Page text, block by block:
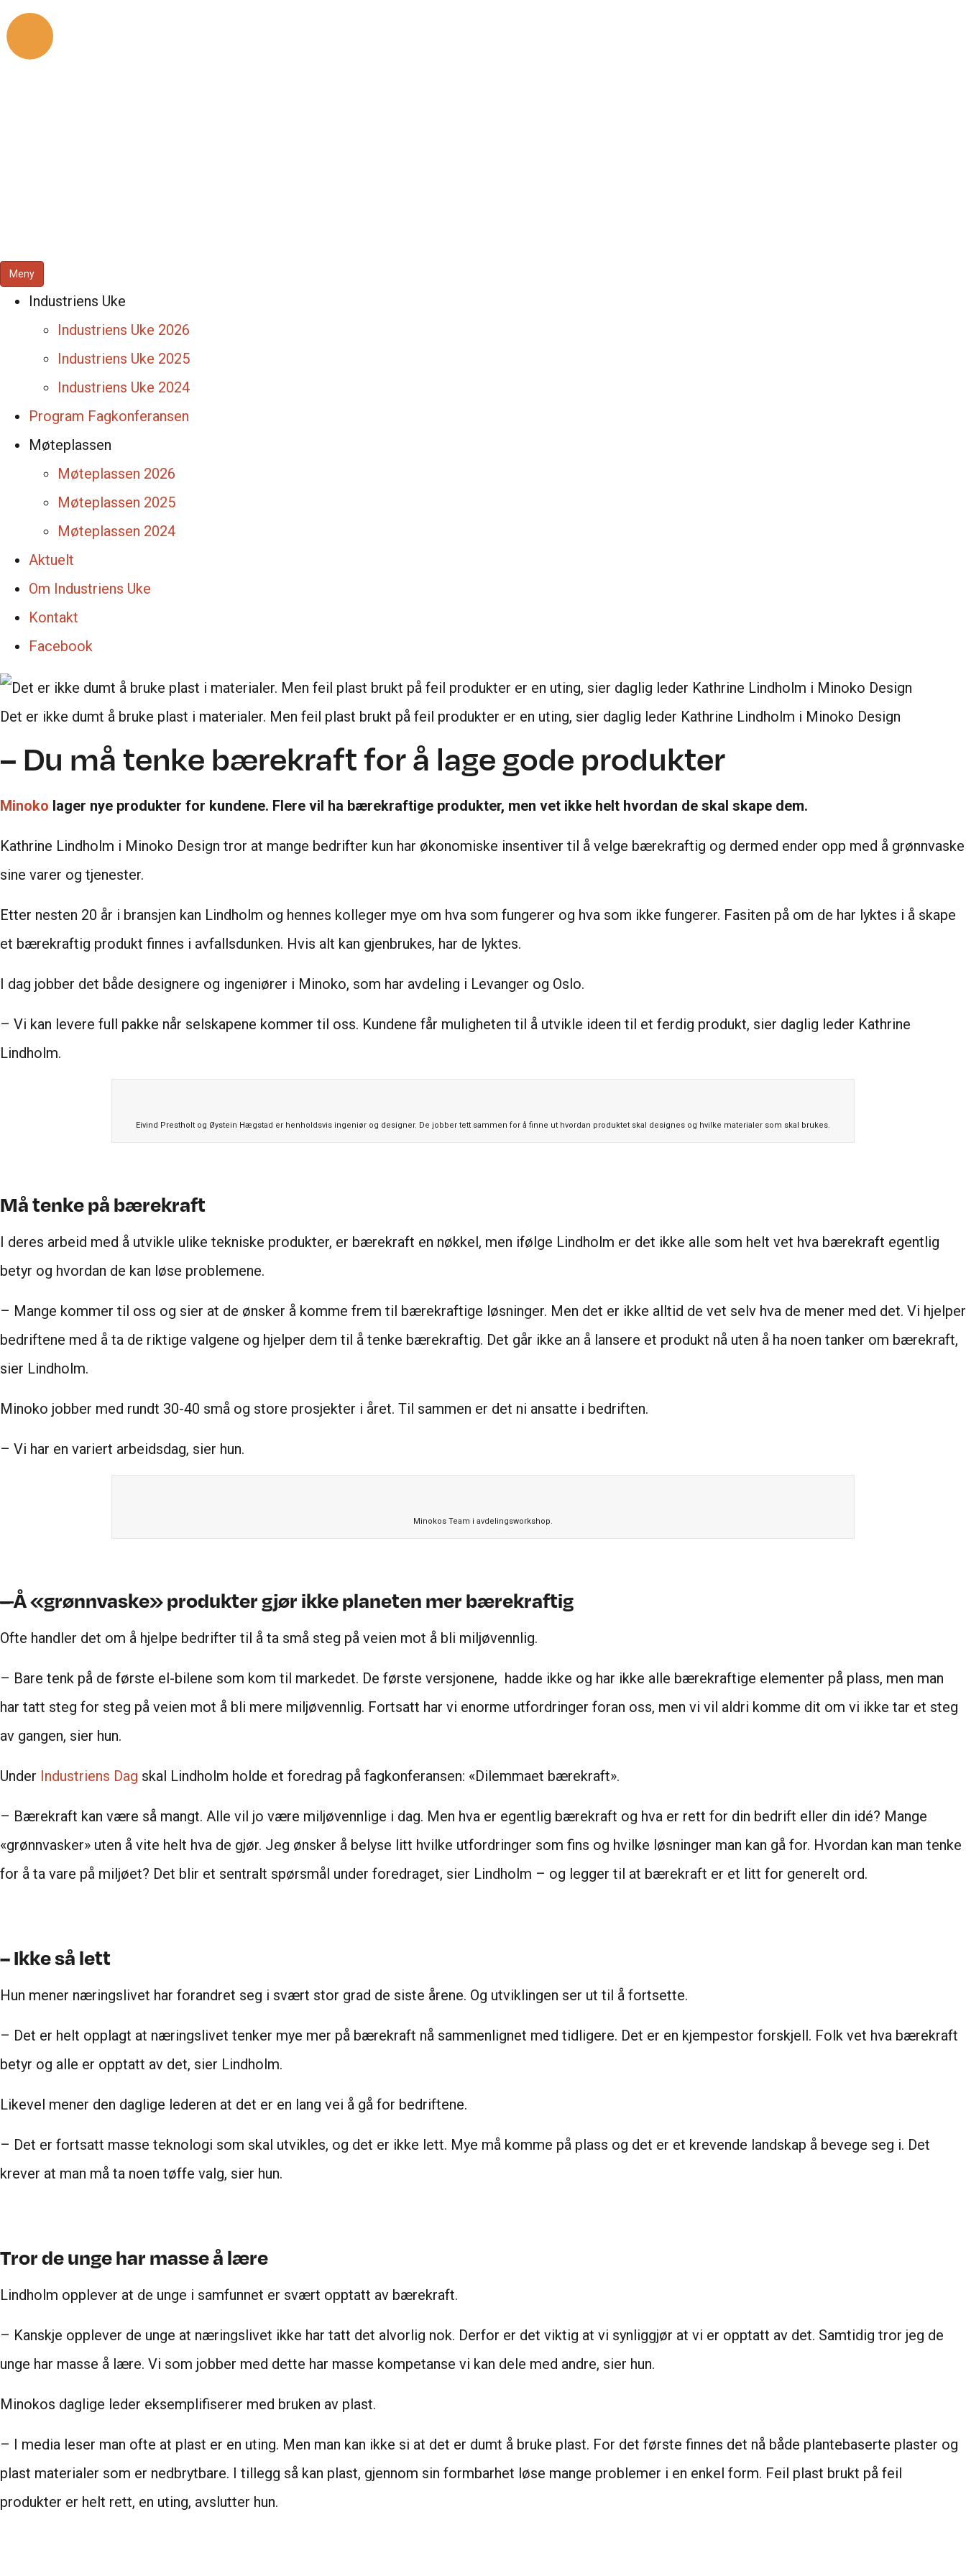
Meny
Industriens Uke
Industriens Uke 2026
Industriens Uke 2025
Industriens Uke 2024
Program Fagkonferansen
Møteplassen
Møteplassen 2026
Møteplassen 2025
Møteplassen 2024
Aktuelt
Om Industriens Uke
Kontakt
Facebook
Det er ikke dumt å bruke plast i materialer. Men feil plast brukt på feil produkter er en uting, sier daglig leder Kathrine Lindholm i Minoko Design
– Du må tenke bærekraft for å lage gode produkter
Minoko lager nye produkter for kundene. Flere vil ha bærekraftige produkter, men vet ikke helt hvordan de skal skape dem.
Kathrine Lindholm i Minoko Design tror at mange bedrifter kun har økonomiske insentiver til å velge bærekraftig og dermed ender opp med å grønnvaske
sine varer og tjenester.
Etter nesten 20 år i bransjen kan Lindholm og hennes kolleger mye om hva som fungerer og hva som ikke fungerer. Fasiten på om de har lyktes i å skape
et bærekraftig produkt finnes i avfallsdunken. Hvis alt kan gjenbrukes, har de lyktes.
I dag jobber det både designere og ingeniører i Minoko, som har avdeling i Levanger og Oslo.
– Vi kan levere full pakke når selskapene kommer til oss. Kundene får muligheten til å utvikle ideen til et ferdig produkt, sier daglig leder Kathrine
Lindholm.
Eivind Prestholt og Øystein Hægstad er henholdsvis ingeniør og designer. De jobber tett sammen for å finne ut hvordan produktet skal designes og hvilke materialer som skal brukes.
Må tenke på bærekraft
I deres arbeid med å utvikle ulike tekniske produkter, er bærekraft en nøkkel, men ifølge Lindholm er det ikke alle som helt vet hva bærekraft egentlig
betyr og hvordan de kan løse problemene.
– Mange kommer til oss og sier at de ønsker å komme frem til bærekraftige løsninger. Men det er ikke alltid de vet selv hva de mener med det. Vi hjelper
bedriftene med å ta de riktige valgene og hjelper dem til å tenke bærekraftig. Det går ikke an å lansere et produkt nå uten å ha noen tanker om bærekraft,
sier Lindholm.
Minoko jobber med rundt 30-40 små og store prosjekter i året. Til sammen er det ni ansatte i bedriften.
– Vi har en variert arbeidsdag, sier hun.
Minokos Team i avdelingsworkshop.
–Å «grønnvaske» produkter gjør ikke planeten mer bærekraftig
Ofte handler det om å hjelpe bedrifter til å ta små steg på veien mot å bli miljøvennlig.
– Bare tenk på de første el-bilene som kom til markedet. De første versjonene, hadde ikke og har ikke alle bærekraftige elementer på plass, men man
har tatt steg for steg på veien mot å bli mere miljøvennlig. Fortsatt har vi enorme utfordringer foran oss, men vi vil aldri komme dit om vi ikke tar et steg
av gangen, sier hun.
Under Industriens Dag skal Lindholm holde et foredrag på fagkonferansen: «Dilemmaet bærekraft».
– Bærekraft kan være så mangt. Alle vil jo være miljøvennlige i dag. Men hva er egentlig bærekraft og hva er rett for din bedrift eller din idé? Mange
«grønnvasker» uten å vite helt hva de gjør. Jeg ønsker å belyse litt hvilke utfordringer som fins og hvilke løsninger man kan gå for. Hvordan kan man tenke
for å ta vare på miljøet? Det blir et sentralt spørsmål under foredraget, sier Lindholm – og legger til at bærekraft er et litt for generelt ord.
– Ikke så lett
Hun mener næringslivet har forandret seg i svært stor grad de siste årene. Og utviklingen ser ut til å fortsette.
– Det er helt opplagt at næringslivet tenker mye mer på bærekraft nå sammenlignet med tidligere. Det er en kjempestor forskjell. Folk vet hva bærekraft
betyr og alle er opptatt av det, sier Lindholm.
Likevel mener den daglige lederen at det er en lang vei å gå for bedriftene.
– Det er fortsatt masse teknologi som skal utvikles, og det er ikke lett. Mye må komme på plass og det er et krevende landskap å bevege seg i. Det
krever at man må ta noen tøffe valg, sier hun.
Tror de unge har masse å lære
Lindholm opplever at de unge i samfunnet er svært opptatt av bærekraft.
– Kanskje opplever de unge at næringslivet ikke har tatt det alvorlig nok. Derfor er det viktig at vi synliggjør at vi er opptatt av det. Samtidig tror jeg de
unge har masse å lære. Vi som jobber med dette har masse kompetanse vi kan dele med andre, sier hun.
Minokos daglige leder eksemplifiserer med bruken av plast.
– I media leser man ofte at plast er en uting. Men man kan ikke si at det er dumt å bruke plast. For det første finnes det nå både plantebaserte plaster og
plast materialer som er nedbrytbare. I tillegg så kan plast, gjennom sin formbarhet løse mange problemer i en enkel form. Feil plast brukt på feil
produkter er helt rett, en uting, avslutter hun.